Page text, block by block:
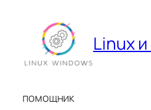
Linux
помощник